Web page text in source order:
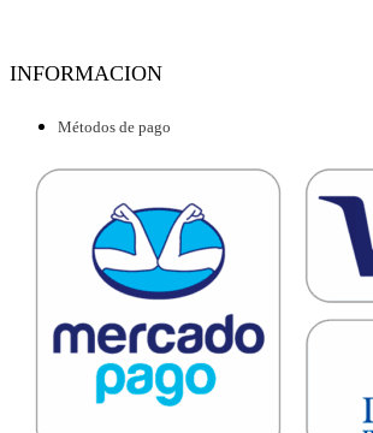
INFORMACION
Métodos de pago